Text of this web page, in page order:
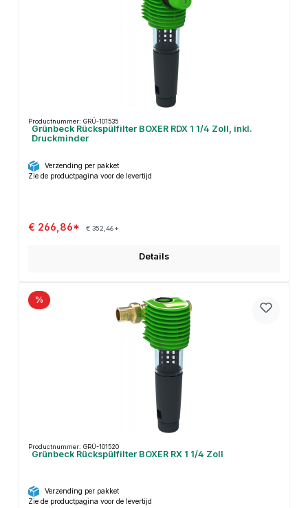
Productnummer: GRÜ-101535
Grünbeck Rückspülfilter BOXER RDX 1 1/4 Zoll, inkl.
Druckminder
Verzending per pakket
Zie de productpagina voor de levertijd
€ 266,86* € 352,46*
Details
%
Productnummer: GRÜ-101520
Grünbeck Rückspülfilter BOXER RX 1 1/4 Zoll
Verzending per pakket
Zie de productpagina voor de levertijd